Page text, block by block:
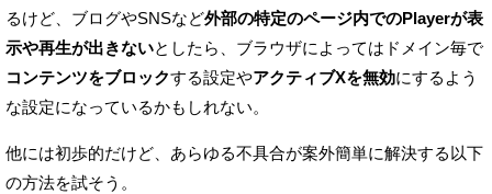
るけど、 ブログやSNSなど外部の特定のページ内でのPlayerが表
示や再生が出きないとしたら、 ブラウザによってはドメイン毎で
コンテンツをブロックする設定やアクティブXを無効にするよう
な設定になっているかもしれない。
他には初歩的だけど、あらゆる不具合が案外簡単に解決する以下
の方法を試そう。